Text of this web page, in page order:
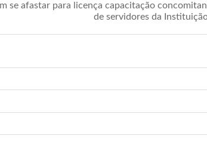
se afastar para licença capacitação
de servidores da